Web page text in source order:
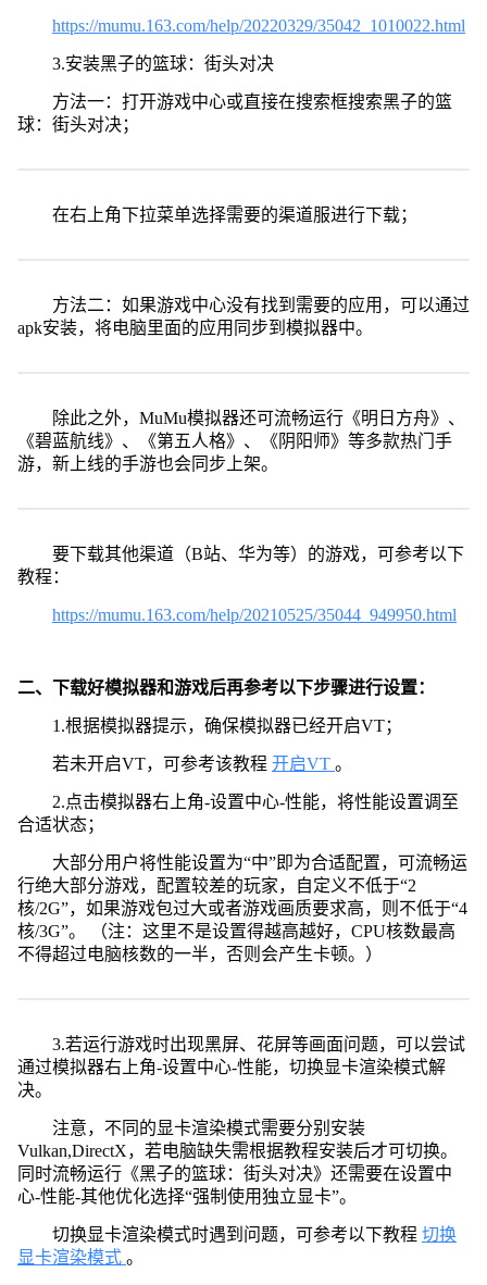
https://mumu.163.com/help/20220329/35042_1010022.html
3.安装黑子的篮球：街头对决
方法一：打开游戏中心或直接在搜索框搜索黑子的篮
球：街头对决；
在右上角下拉菜单选择需要的渠道服进行下载；
方法二：如果游戏中心没有找到需要的应用，可以通过
apk安装，将电脑里面的应用同步到模拟器中。
除此之外，MuMu模拟器还可流畅运行《明日方舟》、
《碧蓝航线》、《第五人格》、《阴阳师》等多款热门手
游，新上线的手游也会同步上架。
要下载其他渠道（B站、华为等）的游戏，可参考以下
教程：
https://mumu.163.com/help/20210525/35044_949950.html
二、下载好模拟器和游戏后再参考以下步骤进行设置：
1.根据模拟器提示，确保模拟器已经开启VT；
若未开启VT，可参考该教程 开启VT 。
2.点击模拟器右上角-设置中心-性能，将性能设置调至
合适状态；
大部分用户将性能设置为“中”即为合适配置，可流畅运
行绝大部分游戏，配置较差的玩家，自定义不低于“2
核/2G”，如果游戏包过大或者游戏画质要求高，则不低于“4
核/3G”。 （注：这里不是设置得越高越好，CPU核数最高
不得超过电脑核数的一半，否则会产生卡顿。）
3.若运行游戏时出现黑屏、花屏等画面问题，可以尝试
通过模拟器右上角-设置中心-性能，切换显卡渲染模式解
决。
注意，不同的显卡渲染模式需要分别安装
Vulkan,DirectX，若电脑缺失需根据教程安装后才可切换。
同时流畅运行《黑子的篮球：街头对决》还需要在设置中
心-性能-其他优化选择“强制使用独立显卡”。
切换显卡渲染模式时遇到问题，可参考以下教程 切换
显卡渲染模式 。